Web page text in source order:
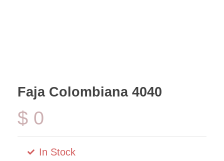
Faja Colombiana 4040
$ 0
In Stock